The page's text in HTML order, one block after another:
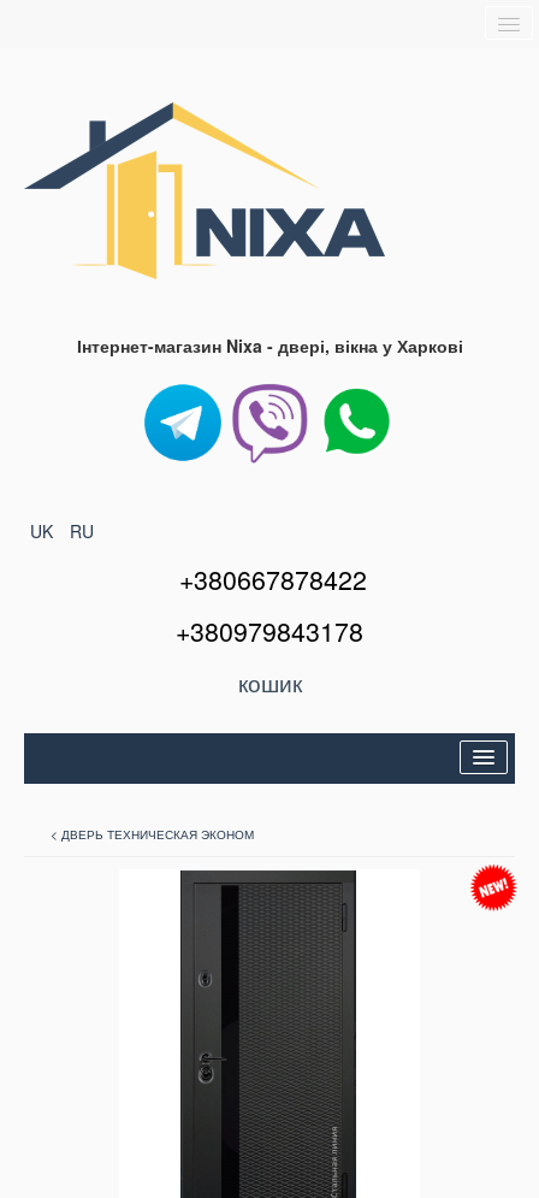
Блог
Інтернет-магазин Nixa - двері, вікна у Харкові
UK RU
+380667878422
+380979843178
кошик
< ДВЕРЬ ТЕХНИЧЕСКАЯ ЭКОНОМ